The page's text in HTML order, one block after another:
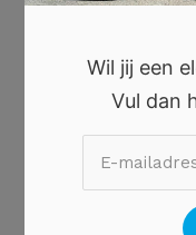
mei 2025
januari 2025
december 2024
november 2024
Wil jij een
Vul dan